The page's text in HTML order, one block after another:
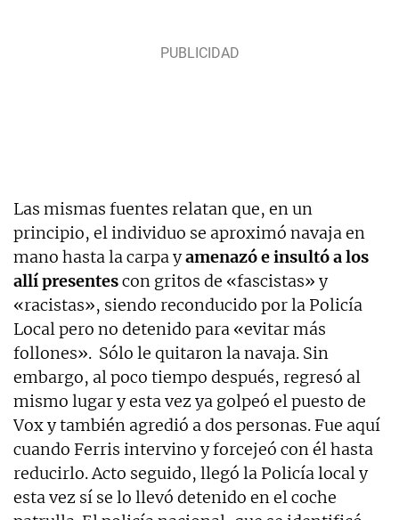
Las mismas fuentes relatan que, en un
principio, el individuo se aproximó navaja en
mano hasta la carpa yamenazó e insultó a los
allí presentescon gritos de «fascistas» y
«racistas», siendo reconducido por la Policía
Local pero no detenido para «evitar más
follones». Sólo le quitaron la navaja. Sin
embargo, al poco tiempo después, regresó al
mismo lugar y esta vez ya golpeó el puesto de
Vox y también agredió a dos personas. Fue aquí
cuando Ferris intervino y forcejeó con él hasta
reducirlo. Acto seguido, llegó la Policía local y
esta vez sí se lo llevó detenido en el coche